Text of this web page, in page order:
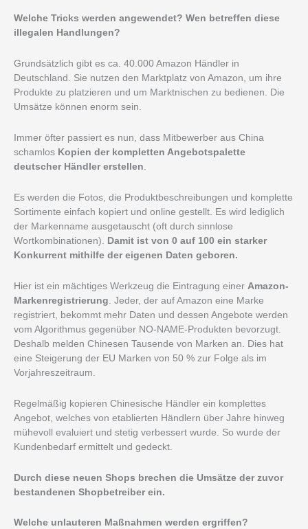
Welche Tricks werden angewendet? Wen betreffen diese
illegalen Handlungen?
Grundsätzlich gibt es ca. 40.000 Amazon Händler in
Deutschland. Sie nutzen den Marktplatz von Amazon, um ihre
Produkte zu platzieren und um Marktnischen zu bedienen. Die
Umsätze können enorm sein.
Immer öfter passiert es nun, dass Mitbewerber aus China
schamlos Kopien der kompletten Angebotspalette
deutscher Händler erstellen
Es werden die Fotos, die Produktbeschreibungen und komplette
Sortimente einfach kopiert und online gestellt. Es wird lediglich
der Markenname ausgetauscht (oft durch sinnlose
Wortkombinationen). Damit ist von 0 auf 100 ein starker
Konkurrent mithilfe der eigenen Daten geboren.
Hier ist ein mächtiges Werkzeug die Eintragung einer Amazon-
Markenregistrierung Jeder, der auf Amazon eine Marke
registriert, bekommt mehr Daten und dessen Angebote werden
vom Algorithmus gegenüber NO-NAME-Produkten bevorzugt.
Deshalb melden Chinesen Tausende von Marken an. Dies hat
eine Steigerung der EU Marken von 50 % zur Folge als im
Vorjahreszeitraum.
Regelmäßig kopieren Chinesische Händler ein komplettes
Angebot, welches von etablierten Händlern über Jahre hinweg
mühevoll evaluiert und stetig verbessert wurde. So wurde der
Kundenbedarf ermittelt und gedeckt.
Durch diese neuen Shops brechen die Umsätze der zuvor
bestandenen Shopbetreiber ein.
Welche unlauteren Maßnahmen werden ergriffen?